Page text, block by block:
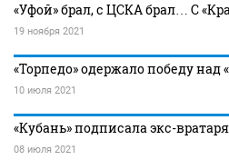
«Уфой» брал, с ЦСКА брал… С
19 ноября 2021
«Торпедо» одержало победу над
10 июля 2021
«Кубань» подписала экс-
08 июля 2021